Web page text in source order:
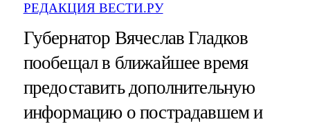
РЕДАКЦИЯ ВЕСТИ.РУ
Губернатор Вячеслав Гладков
пообещал в ближайшее время
предоставить дополнительную
информацию о пострадавшем и